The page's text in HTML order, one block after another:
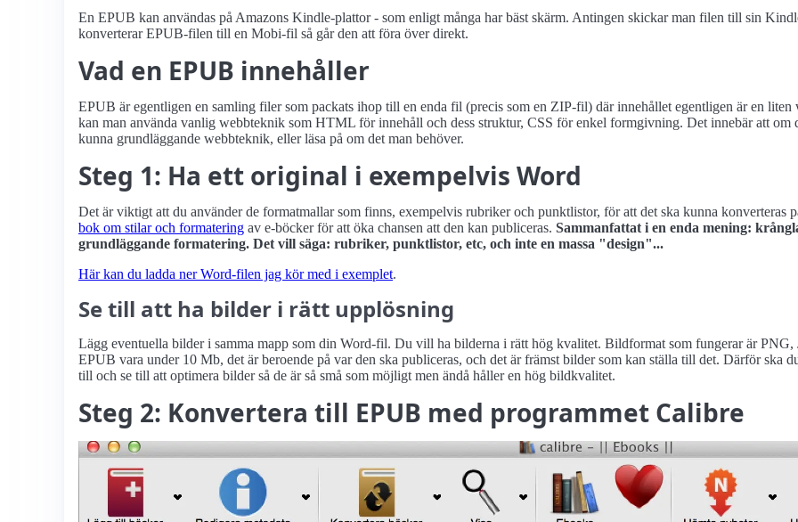
En EPUB kan användas på Amazons Kindle-plattor - som enligt många har bäst skärm. Antingen skickar man filen till sin
konverterar EPUB-filen till en Mobi-fil så går den att föra över direkt.
Vad en EPUB innehåller
EPUB är egentligen en samling filer som packats ihop till en enda fil (precis som en ZIP-fil) där innehållet egentligen är en
kan man använda vanlig webbteknik som HTML för innehåll och dess struktur, CSS för enkel formgivning. Det innebär att
kunna grundläggande webbteknik, eller läsa på om det man behöver.
Steg 1: Ha ett original i exempelvis Word
Det är viktigt att du använder de formatmallar som finns, exempelvis rubriker och punktlistor, för att det ska kunna konverteras
bok om stilar och formatering av e-böcker för att öka chansen att den kan publiceras. Sammanfattat i en enda mening:
grundläggande formatering. Det vill säga: rubriker, punktlistor, etc, och inte en massa "design"...
Här kan du ladda ner Word-filen jag kör med i exemplet.
Se till att ha bilder i rätt upplösning
Lägg eventuella bilder i samma mapp som din Word-fil. Du vill ha bilderna i rätt hög kvalitet. Bildformat som fungerar är
EPUB vara under 10 Mb, det är beroende på var den ska publiceras, och det är främst bilder som kan ställa till det. Därför ska
till och se till att optimera bilder så de är så små som möjligt men ändå håller en hög bildkvalitet.
Steg 2: Konvertera till EPUB med programmet Calibre